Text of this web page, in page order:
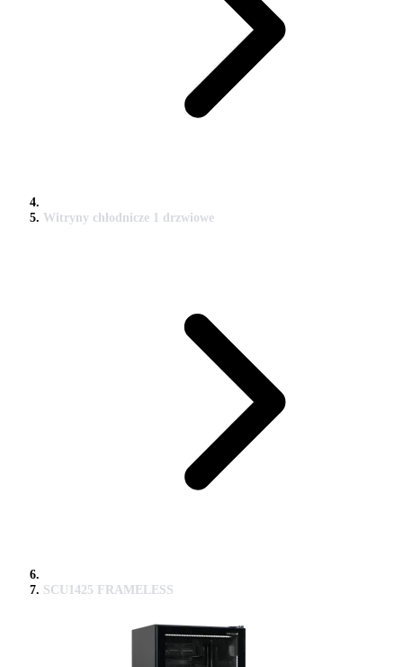
Witryny chłodnicze 1 drzwiowe
SCU1425 FRAMELESS